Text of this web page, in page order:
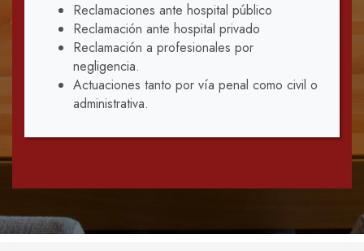
Reclamaciones ante hospital público
Reclamación ante hospital privado
Reclamación a profesionales por
negligencia.
Actuaciones tanto por vía penal como civil o
administrativa.